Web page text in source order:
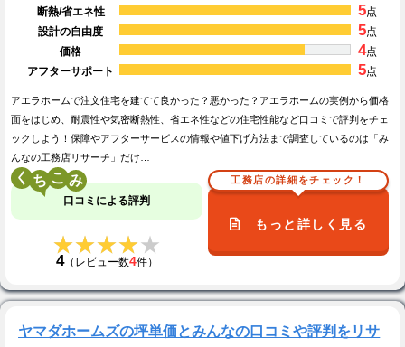
断熱/省エネ性
5点
設計の自由度
5点
価格
4点
アフターサポート
5点
アエラホームで注文住宅を建てて良かった？悪かった？アエラホームの実例から価格
面をはじめ、耐震性や気密断熱性、省エネ性などの住宅性能など口コミで評判をチェ
ックしよう！保障やアフターサービスの情報や値下げ方法まで調査しているのは「み
んなの工務店リサーチ」だけ…
く こ
口コミによる評判
★★★★★
★★★★★
4（レビュー数4件）
工務店の詳細をチェック！
もっと詳しく見る
ヤマダホームズの坪単価とみんなの口コミや評判をリサ